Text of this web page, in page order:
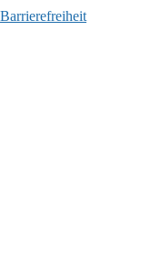
Barrierefreiheit